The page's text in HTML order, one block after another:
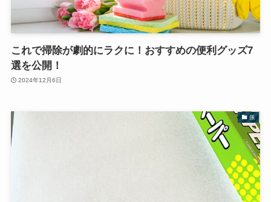
これで掃除が劇的にラクに！おすすめの便利グッズ7
選を公開！
2024年12月6日
孫